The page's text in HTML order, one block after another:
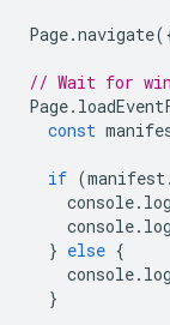
Page.navigate
// Wait for
Page.
const
if (manifest.
console. log
console. log
} else {
console. log
}